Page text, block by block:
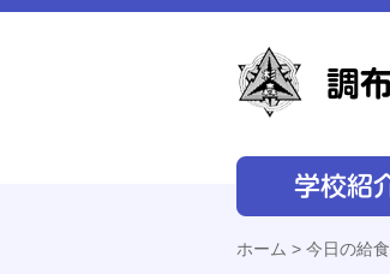
ホーム > 今日の給食